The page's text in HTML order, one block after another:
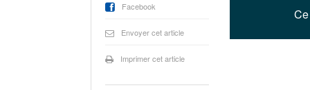
Facebook
Envoyer cet article
Imprimer cet article